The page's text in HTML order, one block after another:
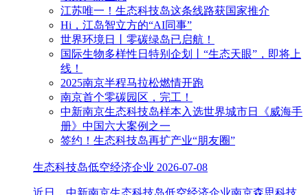
江苏唯一！生态科技岛这条线路获国家推介
Hi，江岛智立方的“AI同事”
世界环境日丨零碳绿岛已启航！
国际生物多样性日特别企划丨“生态天眼”，即将上
线！
2025南京半程马拉松燃情开跑
南京首个零碳园区，完工！
中新南京生态科技岛样本入选世界城市日《威海手
册》中国六大案例之一
签约！生态科技岛再扩产业“朋友圈”
生态科技岛低空经济企业 2026-07-08